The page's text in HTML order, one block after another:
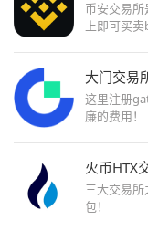
币安交易
上即可买
大门交易
这里注册
廉的费用！
火币HTX
三大交易
包！